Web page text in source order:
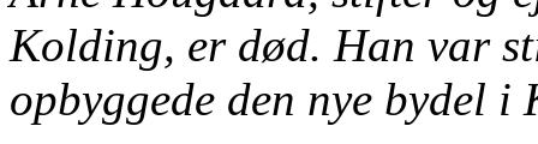
Kolding, er død. Han var
opbyggede den nye bydel